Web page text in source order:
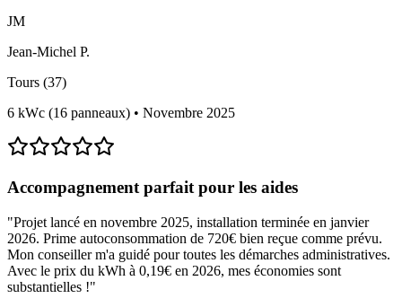
JM
Jean-Michel P.
Tours (37)
6 kWc (16 panneaux) • Novembre 2025
Accompagnement parfait pour les aides
"Projet lancé en novembre 2025, installation terminée en janvier
2026. Prime autoconsommation de 720€ bien reçue comme prévu.
Mon conseiller m'a guidé pour toutes les démarches administratives.
Avec le prix du kWh à 0,19€ en 2026, mes économies sont
substantielles !"